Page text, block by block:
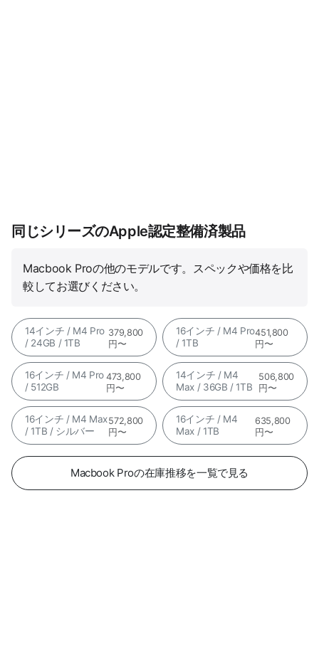
同じシリーズのApple認定整備済製品
Macbook Proの他のモデルです。スペックや価格を比
較してお選びください。
14インチ / M4 Pro
/ 24GB / 1TB
379,800
円〜
16インチ / M4 Pro
/ 1TB
451,800
円〜
16インチ / M4 Pro
/ 512GB
473,800
円〜
14インチ / M4
Max / 36GB / 1TB
506,800
円〜
16インチ / M4 Max
/ 1TB / シルバー
572,800
円〜
16インチ / M4
Max / 1TB
635,800
円〜
Macbook Proの在庫推移を一覧で見る